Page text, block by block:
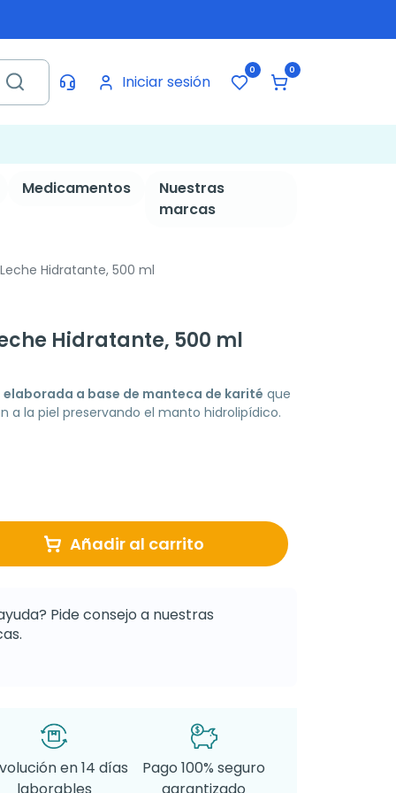
Iniciar sesión
0 0
Medicamentos
Nuestras
marcas
Hidratante, 500 ml
Hidratante, 500 ml
a base de manteca de karité que
a la piel preservando el manto hidrolipídico.
Añadir al carrito
Pide consejo a nuestras
en 14 días
Pago 100% seguro